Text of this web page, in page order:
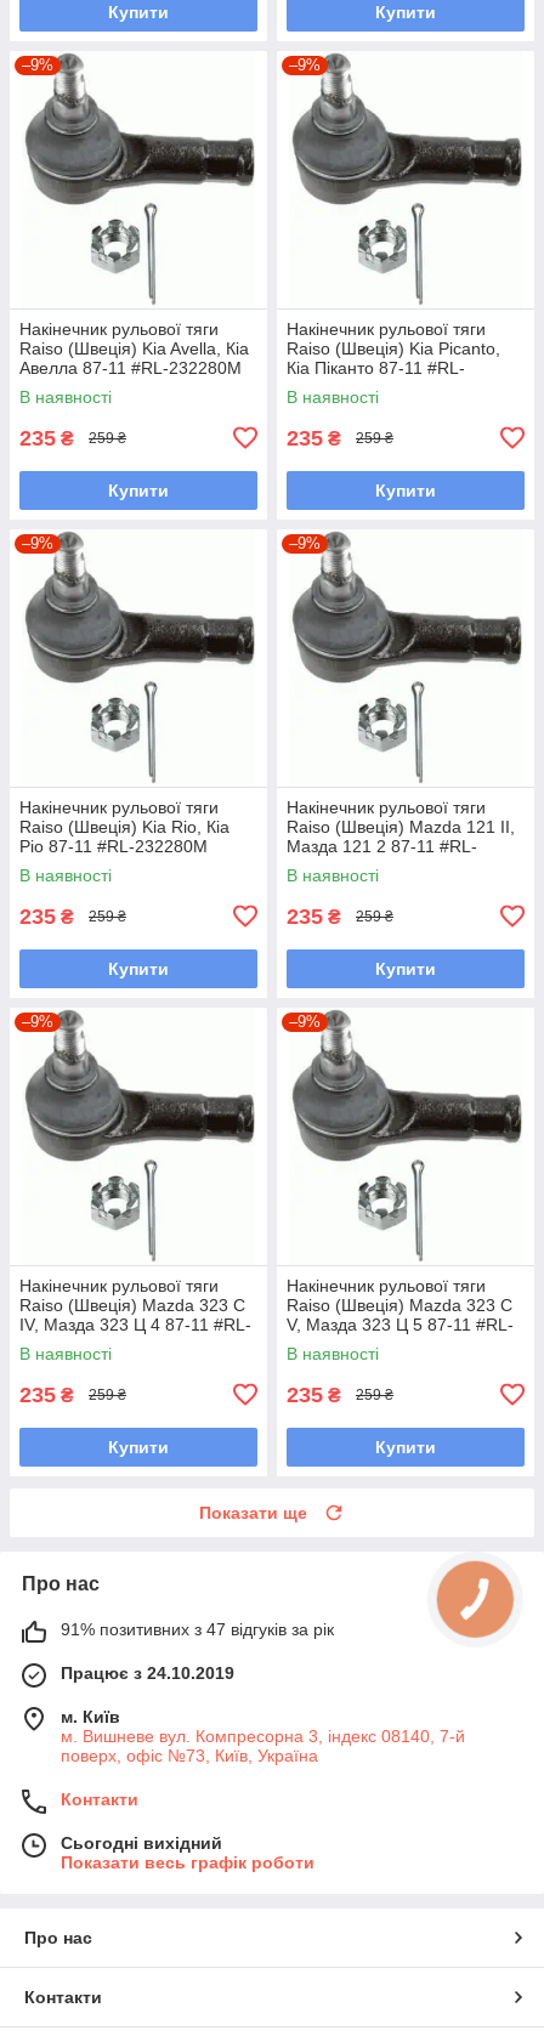
Купити Купити
–9%
Накінечник рульової тяги
Raiso (Швеція) Kia Avella, Кіа
Авелла 87-11 #RL-232280M
UAOBSGK7
В наявності
235 ₴ 259 ₴
Купити
–9%
Накінечник рульової тяги
Raiso (Швеція) Kia Picanto,
Кіа Піканто 87-11 #RL-
232280M UAOBSGK7
В наявності
235 ₴ 259 ₴
Купити
–9%
Накінечник рульової тяги
Raiso (Швеція) Kia Rio, Кіа
Ріо 87-11 #RL-232280M
UAOEBHV7
В наявності
235 ₴ 259 ₴
Купити
–9%
Накінечник рульової тяги
Raiso (Швеція) Mazda 121 II,
Мазда 121 2 87-11 #RL-
232280M UAOUHQF7
В наявності
235 ₴ 259 ₴
Купити
–9%
Накінечник рульової тяги
Raiso (Швеція) Mazda 323 C
IV, Мазда 323 Ц 4 87-11 #RL-
232280M UAOUHQF7
В наявності
235 ₴ 259 ₴
Купити
–9%
Накінечник рульової тяги
Raiso (Швеція) Mazda 323 C
V, Мазда 323 Ц 5 87-11 #RL-
232280M UAQSNRY7
В наявності
235 ₴ 259 ₴
Купити
Показати ще
Про нас
91% позитивних з 47 відгуків за рік
Працює з 24.10.2019
м. Київ
м. Вишневе вул. Компресорна 3, індекс 08140, 7-й
поверх, офіс №73, Київ, Україна
Контакти
Сьогодні вихідний
Показати весь графік роботи
Про нас
Контакти